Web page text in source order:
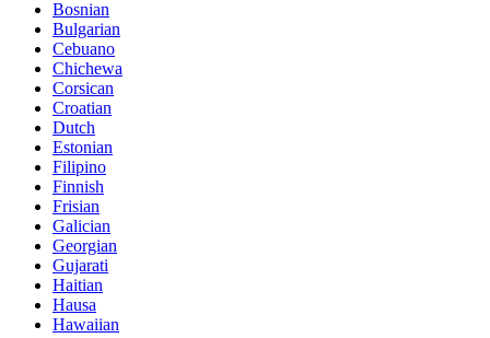
Bosnian
Bulgarian
Cebuano
Chichewa
Corsican
Croatian
Dutch
Estonian
Filipino
Finnish
Frisian
Galician
Georgian
Gujarati
Haitian
Hausa
Hawaiian